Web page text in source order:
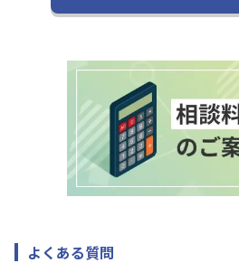
よくある質問